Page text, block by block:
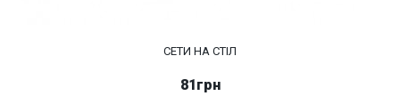
СЕТИ НА СТІЛ
81грн